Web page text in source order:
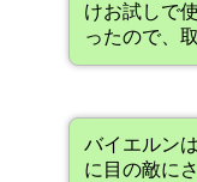
けお試しで
ったので、
バイエルン
に目の敵に